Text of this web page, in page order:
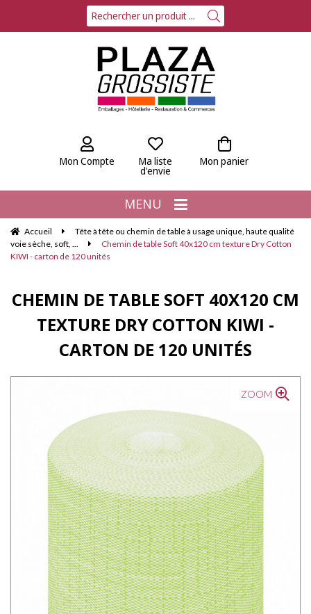
Mon Compte Mon panier
Ma liste
d'envie
MENU
Accueil
Tête à tête ou chemin de table à usage unique, haute qualité
voie sèche, soft, ...
Chemin de table Soft 40x120 cm texture Dry Cotton
KIWI - carton de 120 unités
CHEMIN DE TABLE SOFT 40X120 CM
TEXTURE DRY COTTON KIWI -
CARTON DE 120 UNITÉS
ZOOM